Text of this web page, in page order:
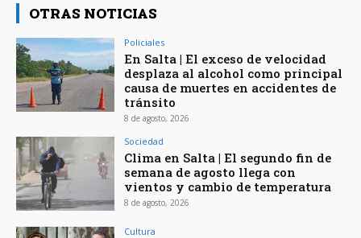
OTRAS NOTICIAS
Policiales
En Salta | El exceso de velocidad
desplaza al alcohol como principal
causa de muertes en accidentes de
tránsito
8 de agosto, 2026
Sociedad
Clima en Salta | El segundo fin de
semana de agosto llega con
vientos y cambio de temperatura
8 de agosto, 2026
Cultura